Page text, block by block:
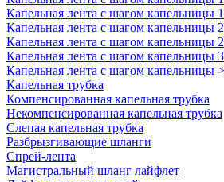
Капельная лента с шагом капельницы
Капельная лента с шагом капельницы
Капельная лента с шагом капельницы
Капельная лента с шагом капельницы
Капельная лента с шагом капельницы
Капельная трубка
Компенсированная капельная трубка
Некомпенсированная капельная трубка
Слепая капельная трубка
Разбрызгивающие шланги
Спрей-лента
Магистральный шланг лайфлет